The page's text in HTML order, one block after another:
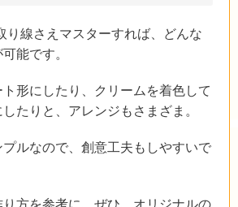
り線さえマスターすれば、どんな
能です。
形にしたり、クリームを着色して
たりと、アレンジもさまざま。
ルなので、創意工夫もしやすいで